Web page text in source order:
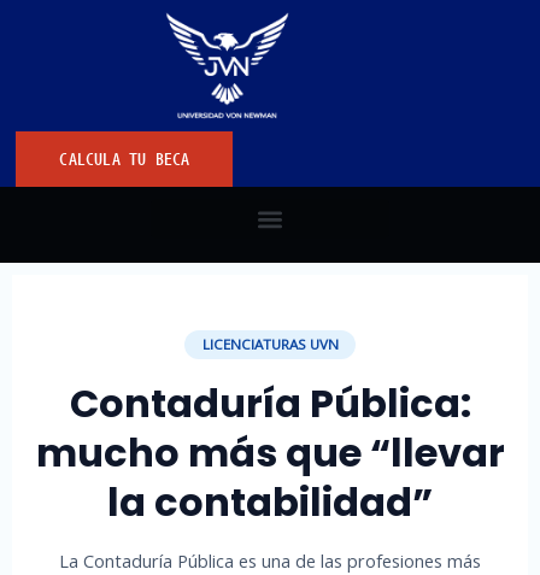
CALCULA TU BECA
LICENCIATURAS UVN
Contaduría Pública:
mucho más que “llevar
la contabilidad”
La Contaduría Pública es una de las profesiones más